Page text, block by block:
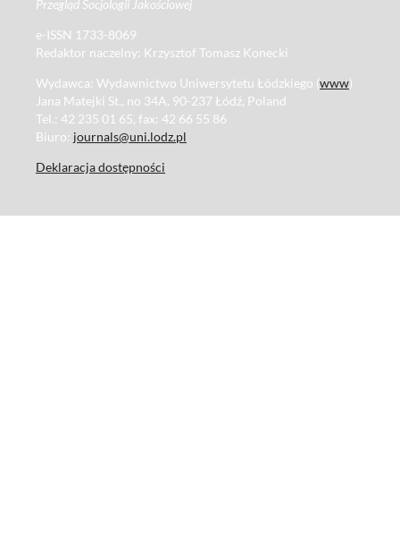
Przegląd Socjologii Jakościowej
e-ISSN 1733-8069
Redaktor naczelny: Krzysztof Tomasz Konecki
Wydawca: Wydawnictwo Uniwersytetu Łódzkiego (www)
Jana Matejki St., no 34A, 90-237 Łódź, Poland
Tel.: 42 235 01 65, fax: 42 66 55 86
Biuro: journals@uni.lodz.pl
Deklaracja dostępności